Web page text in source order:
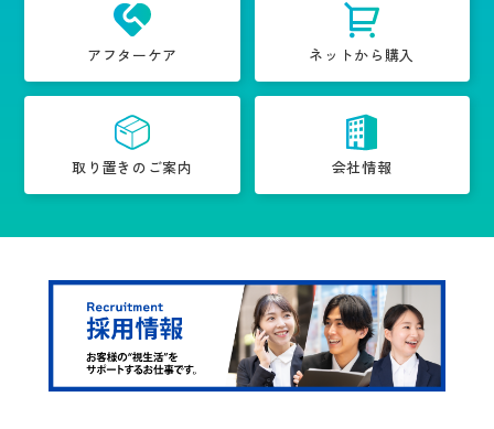
アフターケア ネットから購入
取り置きのご案内 会社情報